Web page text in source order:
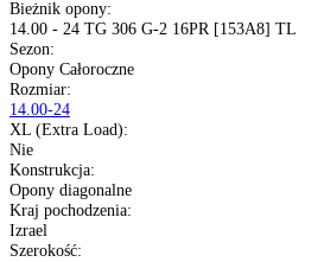
Transport gratis
Szybka wysyłka
14 dni na zwrot
Kup opony na raty
Opis produktu
Dane techniczne